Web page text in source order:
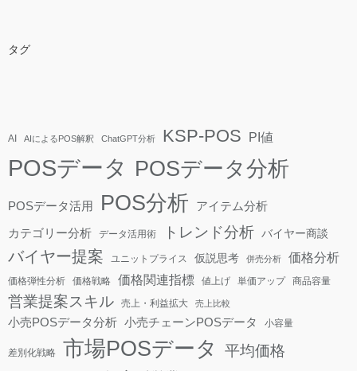
タグ
AI AIによるPOS解釈 ChatGPT分析 KSP-POS PI値
POSデータ POSデータ分析
POSデータ活用 POS分析 アイテム分析
カテゴリー分析 データ活用術 トレンド分析 バイヤー商談
バイヤー提案 ユニットプライス 仮説思考 併売分析 価格分析
価格弾性分析 価格戦略 価格関連指標 値上げ 単価アップ 商品容量
営業提案スキル 売上・利益拡大 売上比較
小売POSデータ分析 小売チェーンPOSデータ 小容量
差別化戦略 市場POSデータ 平均価格